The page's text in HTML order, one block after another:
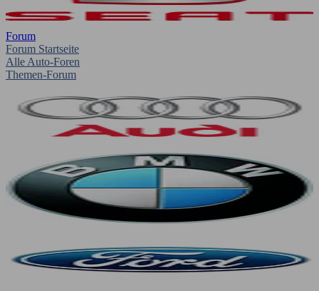
Forum
Forum Startseite
Alle Auto-Foren
Themen-Forum